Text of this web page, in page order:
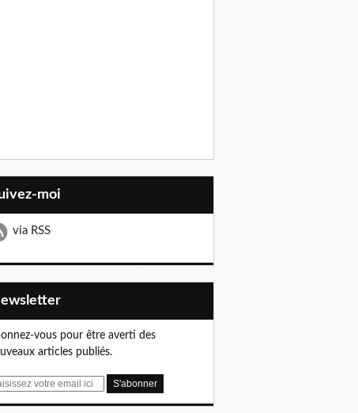
moi
via RSS
Newsletter
vous pour être averti des
articles publiés.